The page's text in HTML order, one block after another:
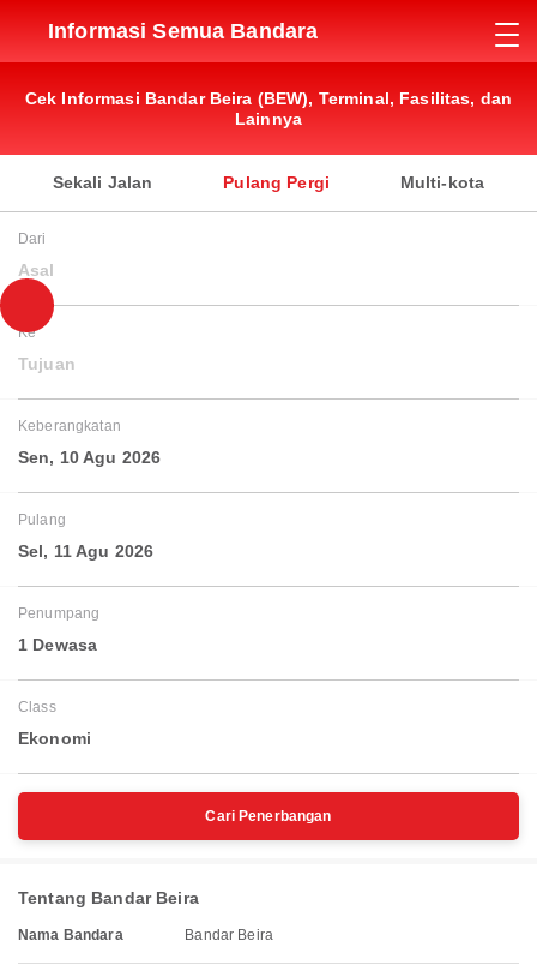
Informasi Semua Bandara
Cek Informasi Bandar Beira (BEW), Terminal, Fasilitas, dan
Lainnya
Sekali Jalan Pulang Pergi Multi-kota
Dari
Asal
Ke
Tujuan
Keberangkatan
Sen, 10 Agu 2026
Pulang
Sel, 11 Agu 2026
Penumpang
1 Dewasa
Class
Ekonomi
Cari Penerbangan
Tentang Bandar Beira
Nama Bandara Bandar Beira